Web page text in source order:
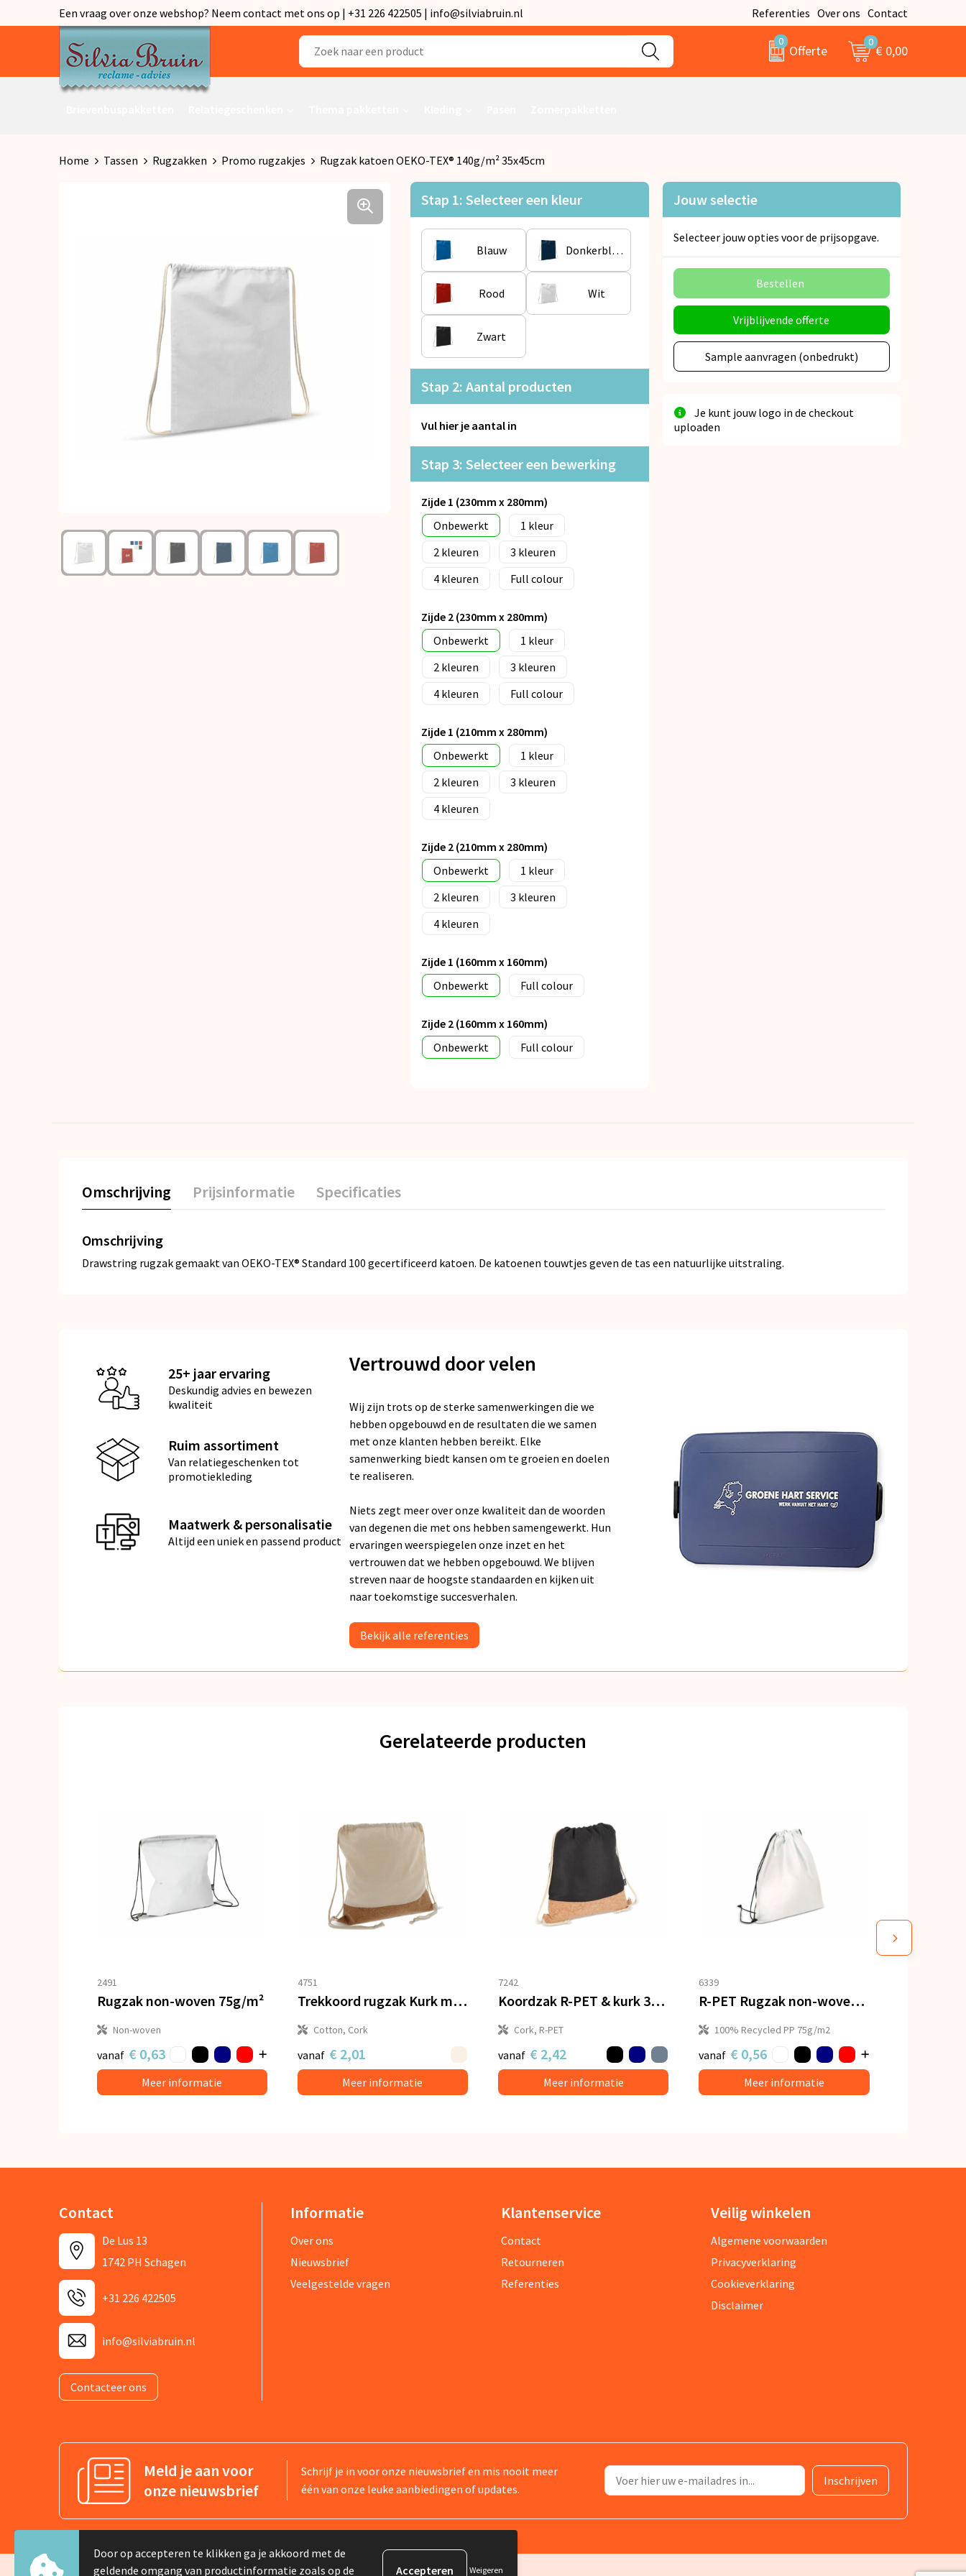
Een vraag over onze webshop? Neem contact met ons op | +31 226 422505 | info@silviabruin.nl Referenties Over ons Contact
0
Offerte
0
€ 0,00
Home Tassen Rugzakken Promo rugzakjes Rugzak katoen OEKO-TEX® 140g/m² 35x45cm
Stap 1: Selecteer een kleur
Blauw Donkerblauw
Rood Wit
Zwart
Stap 2: Aantal producten
Vul hier je aantal in
Stap 3: Selecteer een bewerking
Zijde 1 (230mm x 280mm)
Onbewerkt
1
2
3
4
Full colour
Zijde 2 (230mm x 280mm)
Onbewerkt
1
2
3
4
Full colour
Zijde 1 (210mm x 280mm)
Onbewerkt
1
2
3
4
Zijde 2 (210mm x 280mm)
Onbewerkt
1
2
3
4
Zijde 1 (160mm x 160mm)
Onbewerkt
Full colour
Zijde 2 (160mm x 160mm)
Onbewerkt
Full colour
Jouw selectie
Selecteer jouw opties voor de prijsopgave.
Bestellen
Vrijblijvende offerte
Sample aanvragen (onbedrukt)
Je kunt jouw logo in de checkout
uploaden
Omschrijving Prijsinformatie Specificaties
Omschrijving
Drawstring rugzak gemaakt van OEKO-TEX® Standard 100 gecertificeerd katoen. De katoenen touwtjes geven de tas een natuurlijke uitstraling.
25+ jaar ervaring
Deskundig advies en bewezen
kwaliteit
Ruim assortiment
Van relatiegeschenken tot
promotiekleding
Maatwerk & personalisatie
Altijd een uniek en passend product
Vertrouwd door velen
Wij zijn trots op de sterke samenwerkingen die we
hebben opgebouwd en de resultaten die we samen
met onze klanten hebben bereikt. Elke
samenwerking biedt kansen om te groeien en doelen
te realiseren.
Niets zegt meer over onze kwaliteit dan de woorden
van degenen die met ons hebben samengewerkt. Hun
ervaringen weerspiegelen onze inzet en het
vertrouwen dat we hebben opgebouwd. We blijven
streven naar de hoogste standaarden en kijken uit
naar toekomstige succesverhalen.
Bekijk alle referenties
Gerelateerde producten
2491
Rugzak non-woven 75g/m²
Non-woven
vanaf € 0,63
Meer informatie
4751
Trekkoord rugzak Kurk met katoenen koord 38x41cm
Cotton, Cork
vanaf € 2,01
Meer informatie
7242
Koordzak R-PET & kurk 35 x 40cm
Cork, R-PET
vanaf € 2,42
Meer informatie
6339
R-PET Rugzak non-woven 38 x 42cm 75g/m²
100% Recycled PP 75g/m2
vanaf € 0,56
Meer informatie
Contact
De Lus 13
1742 PH Schagen
+31 226 422505
info@silviabruin.nl
Contacteer ons
Informatie
Over ons
Nieuwsbrief
Veelgestelde vragen
Klantenservice
Contact
Retourneren
Referenties
Veilig winkelen
Algemene voorwaarden
Privacyverklaring
Cookieverklaring
Disclaimer
Meld je aan voor
onze nieuwsbrief
Schrijf je in voor onze nieuwsbrief en mis nooit meer
één van onze leuke aanbiedingen of updates.
Door op accepteren te klikken ga je akkoord met de
geldende omgang van productinformatie zoals op de
Weigeren